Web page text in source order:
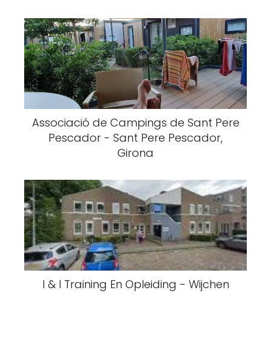
Associació de Campings de Sant Pere
Pescador - Sant Pere Pescador,
Girona
I & I Training En Opleiding - Wijchen